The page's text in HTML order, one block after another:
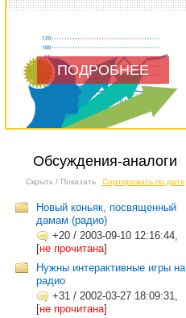
ПОДРОБНЕЕ
Обсуждения-аналоги
Скрыть / Показать Сортировать по дате
Новый коньяк, посвященный
дамам (радио)
+20 / 2003-09-10 12:16:44,
[не прочитана]
Нужны интерактивные игры на
радио
+31 / 2002-03-27 18:09:31,
[не прочитана]